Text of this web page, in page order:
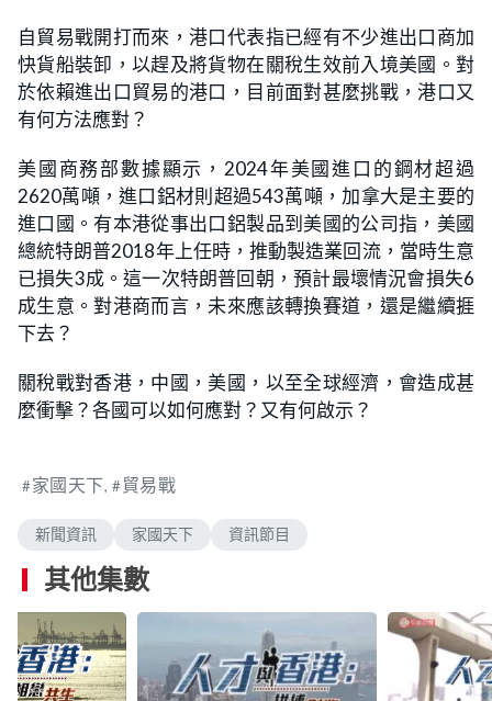
自貿易戰開打而來，港口代表指已經有不少進出口商加
快貨船裝卸，以趕及將貨物在關稅生效前入境美國。對
於依賴進出口貿易的港口，目前面對甚麼挑戰，港口又
有何方法應對？
美國商務部數據顯示，2024年美國進口的鋼材超過
2620萬噸，進口鋁材則超過543萬噸，加拿大是主要的
進口國。有本港從事出口鋁製品到美國的公司指，美國
總統特朗普2018年上任時，推動製造業回流，當時生意
已損失3成。這一次特朗普回朝，預計最壞情況會損失6
成生意。對港商而言，未來應該轉換賽道，還是繼續捱
下去？
關稅戰對香港，中國，美國，以至全球經濟，會造成甚
麼衝擊？各國可以如何應對？又有何啟示？
家國天下 貿易戰
新聞資訊 家國天下 資訊節目
其他集數